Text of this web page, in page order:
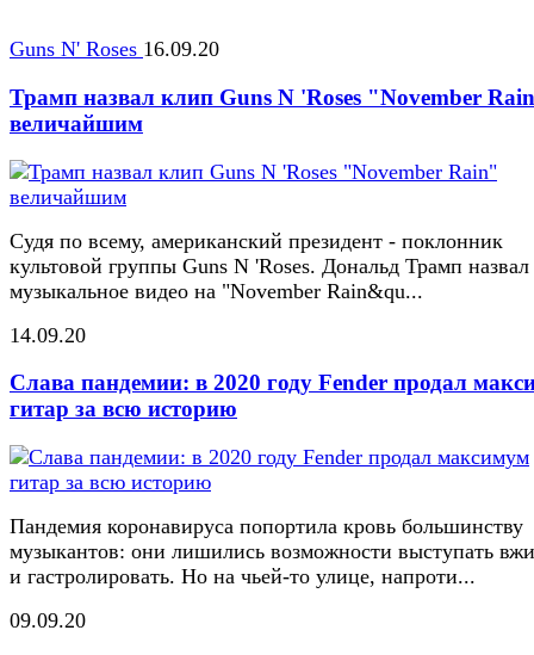
Guns N' Roses 16.09.20
Трамп назвал клип Guns N 'Roses "November
величайшим
Судя по всему, американский президент - поклонник
культовой группы Guns N 'Roses. Дональд Трамп назвал
музыкальное видео на "November Rain&qu...
14.09.20
Слава пандемии: в 2020 году Fender продал
гитар за всю историю
Пандемия коронавируса попортила кровь большинству
музыкантов: они лишились возможности выступать
и гастролировать. Но на чьей-то улице, напроти...
09.09.20